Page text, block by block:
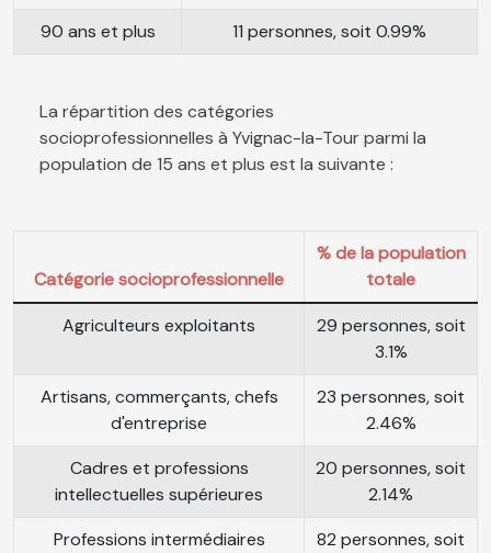
90 ans et plus
11 personnes, soit 0.99%
La répartition des catégories
socioprofessionnelles à Yvignac-la-Tour parmi la
population de 15 ans et plus est la suivante :
Catégorie socioprofessionnelle
% de la population
totale
Agriculteurs exploitants
29 personnes, soit
3.1%
Artisans, commerçants, chefs
d'entreprise
23 personnes, soit
2.46%
Cadres et professions
intellectuelles supérieures
20 personnes, soit
2.14%
Professions intermédiaires
82 personnes, soit